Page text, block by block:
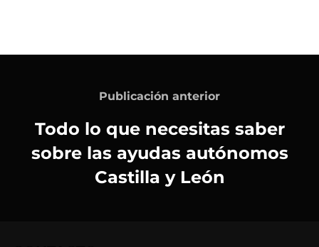
Publicación anterior
Todo lo que necesitas saber
sobre las ayudas autónomos
Castilla y León